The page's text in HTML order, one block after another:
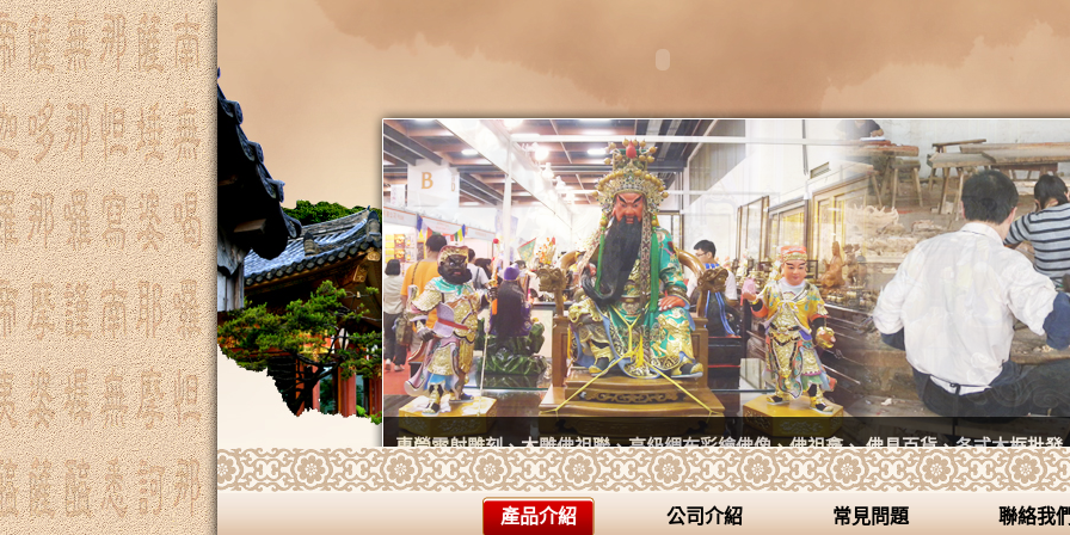
專營雷射雕刻、木雕佛祖聯、高級綢布彩繪佛像、佛祖龕、 佛具百貨、各式木框批發
產品介紹 公司介紹 常見問題 聯絡我